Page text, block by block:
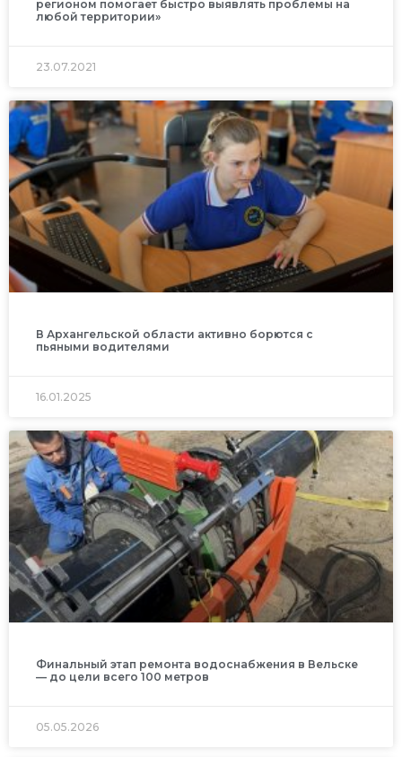
регионом помогает быстро выявлять проблемы на
любой территории»
23.07.2021
В Архангельской области активно борются с
пьяными водителями
16.01.2025
Финальный этап ремонта водоснабжения в Вельске
— до цели всего 100 метров
05.05.2026